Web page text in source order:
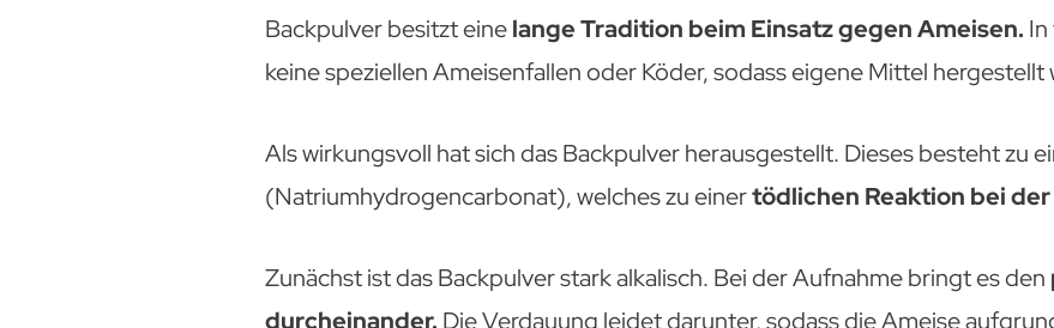
Backpulver besitzt einelange Tradition beim Einsatz gegen Ameisen.
keine speziellen Ameisenfallen oder Köder, sodass eigene Mittel hergestellt
Als wirkungsvoll hat sich das Backpulver herausgestellt. Dieses besteht zu
(Natriumhydrogencarbonat), welches zu einertödlichen Reaktion bei
Zunächst ist das Backpulver stark alkalisch. Bei der Aufnahme bringt es den
durcheinander. Die Verdauung leidet darunter, sodass die Ameise